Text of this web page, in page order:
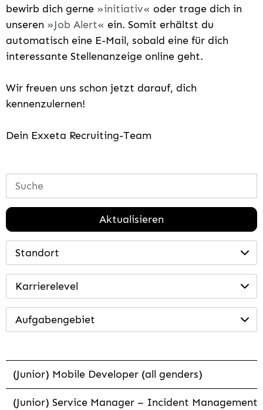
bewirb dich gerne
initiativ
oder trage dich in
unseren
Job Alert
ein. Somit erhältst du
automatisch eine E-Mail, sobald eine für dich
interessante Stellenanzeige online geht.
Wir freuen uns schon jetzt darauf, dich
kennenzulernen!
Dein Exxeta Recruiting-Team
Aktualisieren
Standort
Karrierelevel
Aufgabengebiet
(Junior) Mobile Developer (all genders)
(Junior) Service Manager – Incident Management